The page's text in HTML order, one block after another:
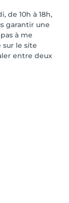
de 10h à 18h,
garantir une
à me
sur le site
entre deux